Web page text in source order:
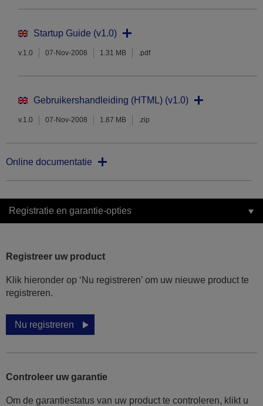
Startup Guide (v1.0)
v.1.0 07-Nov-2008 1.31 MB .pdf
Gebruikershandleiding (HTML) (v1.0)
v.1.0 07-Nov-2008 1.87 MB .zip
Online documentatie
Registratie en garantie-opties
Registreer uw product
Klik hieronder op ‘Nu registreren’ om uw nieuwe product te
registreren.
Nu registreren
Controleer uw garantie
Om de garantiestatus van uw product te controleren, klikt u